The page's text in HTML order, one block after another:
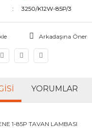
3250/K12W-85P/3
Arkadaşına Öner
YORUMLAR
1-85P TAVAN LAMBASI